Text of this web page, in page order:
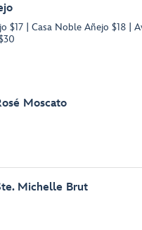
$17 | Casa Noble Añejo $18 |
Moscato
Michelle Brut